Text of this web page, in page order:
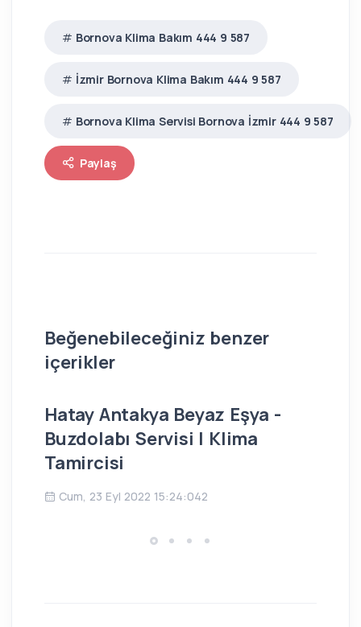
Bornova Klima Bakım 444 9 587
İzmir Bornova Klima Bakım 444 9 587
Bornova Klima Servisi Bornova İzmir 444 9 587
Paylaş
Beğenebileceğiniz benzer
içerikler
Hatay Antakya Beyaz Eşya -
Buzdolabı Servisi | Klima
Tamircisi
Cum, 23 Eyl 2022 15:24:042